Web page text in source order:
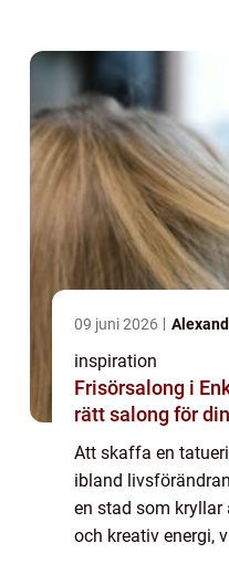
09 juni 2026
inspiration
Frisörsalong i
rätt salong för
Att skaffa en
ibland
en stad som
och kreativ energi,